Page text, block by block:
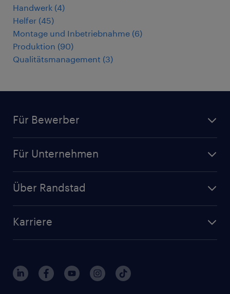
Handwerk (4)
Helfer (45)
Montage und Inbetriebnahme (6)
Produktion (90)
Qualitätsmanagement (3)
Für Bewerber
Initiativbewerbung
Randstad Akademie
Für Unternehmen
Branchen
Über Randstad
Interne Karriere
FAQ - Bewerber / Kunden
Karriere
Berufsprofile
Gehaltsthemen